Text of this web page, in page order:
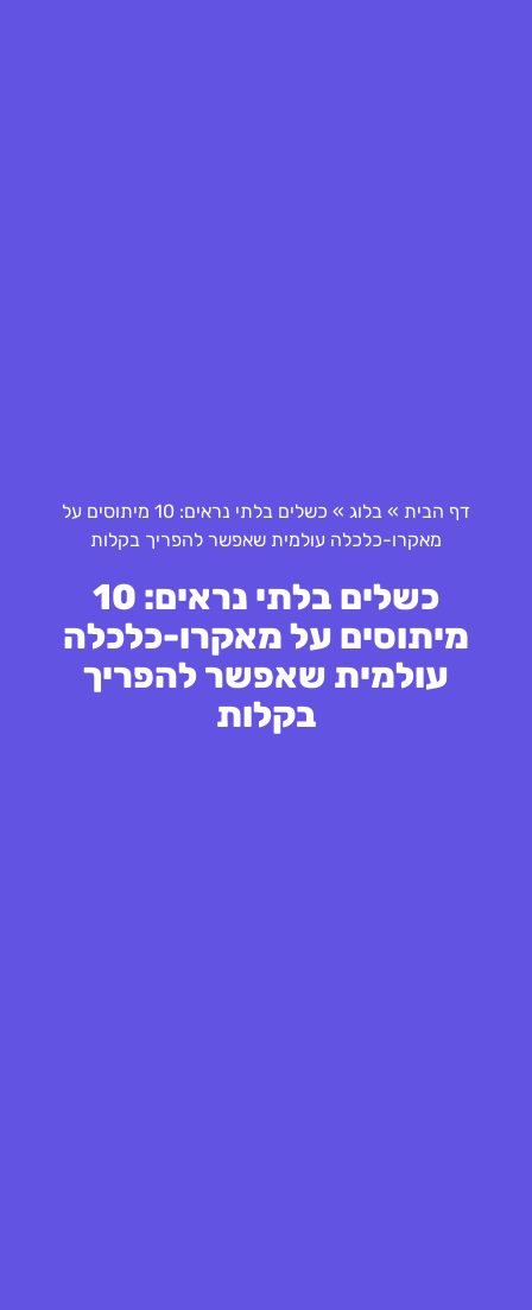
דף הבית » בלוג »
כשלים בלתי נראים: 10 מיתוסים על
מאקרו-כלכלה עולמית שאפשר להפריך בקלות
כשלים בלתי נראים: 10
מיתוסים על מאקרו-כלכלה
עולמית שאפשר להפריך
בקלות